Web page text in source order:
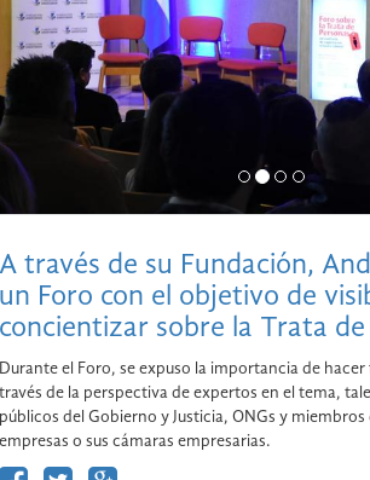
A través de su Fundación,
un Foro con el objetivo de
concientizar sobre la Trata de
Durante el Foro, se expuso la importancia de
través de la perspectiva de expertos en el tema,
públicos del Gobierno y Justicia, ONGs y
empresas o sus cámaras empresarias.